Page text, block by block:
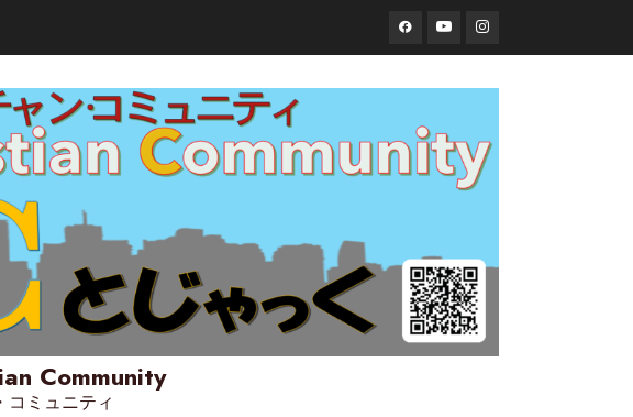
FacebookYouTubeInstagram
Community
コミュニティ